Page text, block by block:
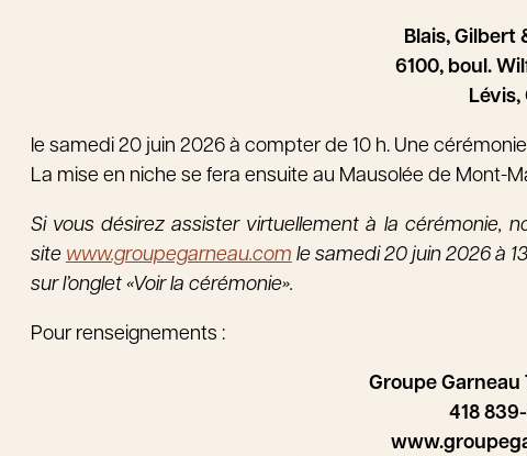
Blais, Gilbert
6100, boul.
Lévis,
le samedi 20 juin 2026 à compter de 10 h. Une
La mise en niche se fera ensuite au Mausolée de Mont-
Si vous désirez assister virtuellement à la cérémonie,
site www.groupegarneau.com le samedi 20 juin 2026 à
sur l’onglet «Voir la cérémonie».
Pour renseignements :
Groupe
418